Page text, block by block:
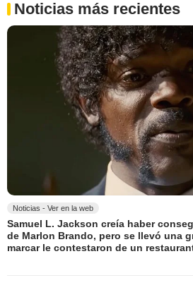
Noticias más recientes
Noticias - Ver en la web
Samuel L. Jackson creía haber
de Marlon Brando, pero se llevó una
marcar le contestaron de un